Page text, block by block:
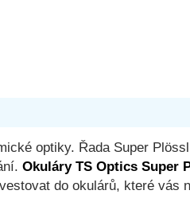
optiky. Řada Super
Okuláry TS Optics Super
do okulárů, které vás